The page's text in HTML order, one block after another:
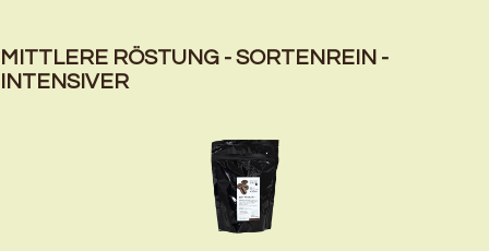
MITTLERE RÖSTUNG - SORTENREIN -
INTENSIVER